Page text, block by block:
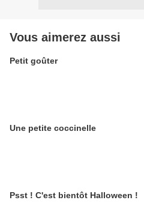
Vous aimerez aussi
Petit goûter
Une petite coccinelle
Psst ! C'est bientôt Halloween !